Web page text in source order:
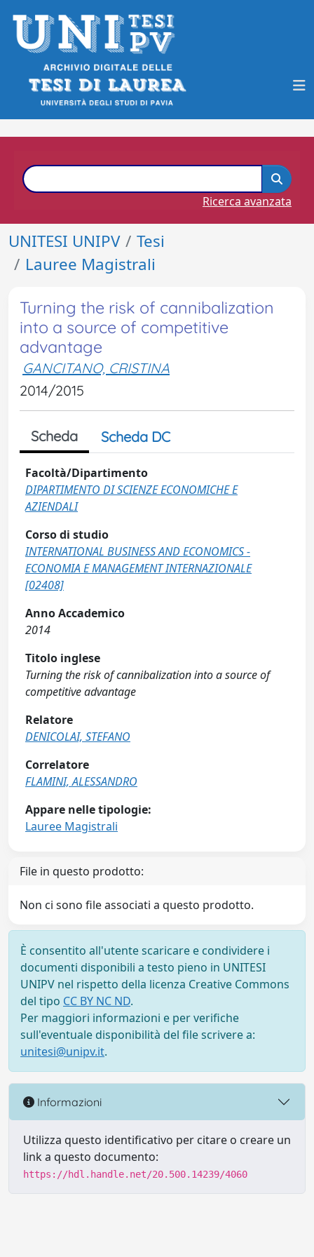
Ricerca avanzata
UNITESI UNIPV
Tesi
Lauree Magistrali
Turning the risk of cannibalization
into a source of competitive
advantage
GANCITANO, CRISTINA
2014/2015
Scheda Scheda DC
Facoltà/Dipartimento
DIPARTIMENTO DI SCIENZE ECONOMICHE E
AZIENDALI
Corso di studio
INTERNATIONAL BUSINESS AND ECONOMICS -
ECONOMIA E MANAGEMENT INTERNAZIONALE
[02408]
Anno Accademico
2014
Titolo inglese
Turning the risk of cannibalization into a source of
competitive advantage
Relatore
DENICOLAI, STEFANO
Correlatore
FLAMINI, ALESSANDRO
Appare nelle tipologie:
Lauree Magistrali
File in questo prodotto:
Non ci sono file associati a questo prodotto.
È consentito all'utente scaricare e condividere i
documenti disponibili a testo pieno in UNITESI
UNIPV nel rispetto della licenza Creative Commons
del tipo CC BY NC ND.
Per maggiori informazioni e per verifiche
sull'eventuale disponibilità del file scrivere a:
unitesi@unipv.it.
Informazioni
Utilizza questo identificativo per citare o creare un
link a questo documento:
https://hdl.handle.net/20.500.14239/4060